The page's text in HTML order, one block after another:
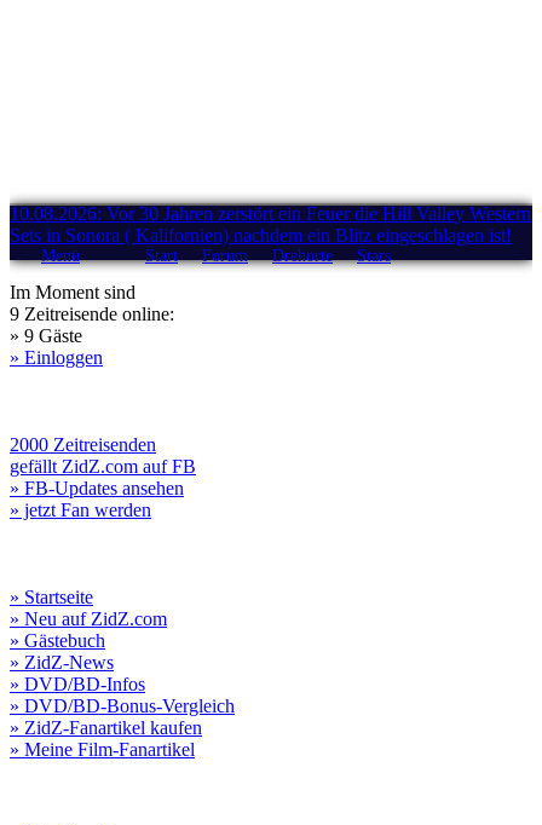
10.08.2026: Vor 30 Jahren zerstört ein Feuer die Hill Valley Western
Sets in Sonora ( Kalifornien) nachdem ein Blitz eingeschlagen ist!
Menü Start Forum Drehorte Stars
Im Moment sind
9 Zeitreisende online:
» 9 Gäste
» Einloggen
2000 Zeitreisenden
gefällt ZidZ.com auf FB
» FB-Updates ansehen
» jetzt Fan werden
» Startseite
» Neu auf ZidZ.com
» Gästebuch
» ZidZ-News
» DVD/BD-Infos
» DVD/BD-Bonus-Vergleich
» ZidZ-Fanartikel kaufen
» Meine Film-Fanartikel